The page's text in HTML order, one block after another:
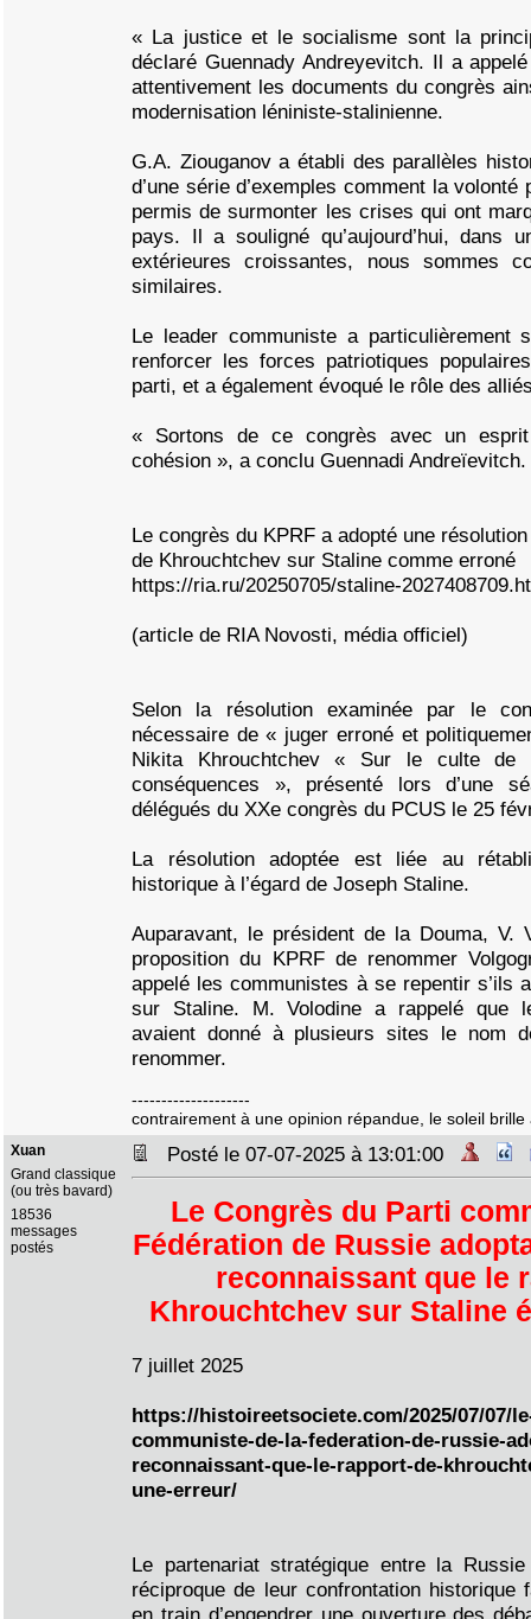
« La justice et le socialisme sont la
déclaré Guennady Andreyevitch. Il a
attentivement les documents du congrès
modernisation léniniste-stalinienne.
G.A. Ziouganov a établi des parallèles
d’une série d’exemples comment la
permis de surmonter les crises qui ont
pays. Il a souligné qu’aujourd’hui, dans
extérieures croissantes, nous sommes
similaires.
Le leader communiste a particulièrement
renforcer les forces patriotiques
parti, et a également évoqué le rôle des
« Sortons de ce congrès avec un
cohésion », a conclu Guennadi Andreïevitch.
Le congrès du KPRF a adopté une
de Khrouchtchev sur Staline comme erroné
https://ria.ru/20250705/staline-
(article de RIA Novosti, média officiel)
Selon la résolution examinée par le
nécessaire de « juger erroné et
Nikita Khrouchtchev « Sur le culte de
conséquences », présenté lors d’une
délégués du XXe congrès du PCUS le 25
La résolution adoptée est liée au
historique à l’égard de Joseph Staline.
Auparavant, le président de la Douma, V.
proposition du KPRF de renommer
appelé les communistes à se repentir s’ils
sur Staline. M. Volodine a rappelé que
avaient donné à plusieurs sites le nom
renommer.
--------------------
contrairement à une opinion répandue, le soleil brille
Xuan
Grand classique
(ou très bavard)
18536
messages
postés
Posté le 07-07-2025 à 13:01:00
Le Congrès du Parti
Fédération de Russie
reconnaissant que le
Khrouchtchev sur Staline
7 juillet 2025
https://histoireetsociete.com/2025/07/07/
communiste-de-la-federation-de-russie-
reconnaissant-que-le-rapport-de-
une-erreur/
Le partenariat stratégique entre la
réciproque de leur confrontation historique
en train d’engendrer une ouverture des